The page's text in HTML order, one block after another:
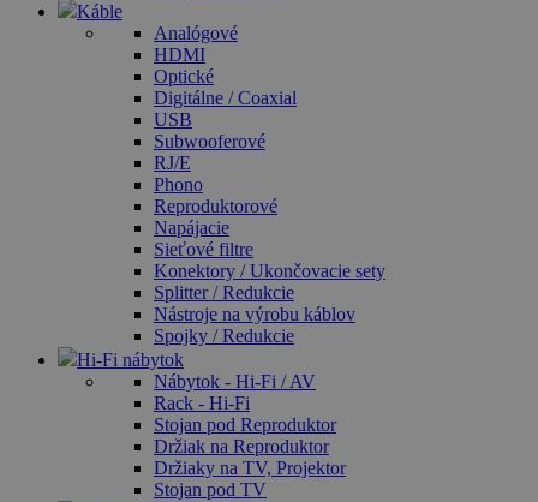
Káble
Analógové
HDMI
Optické
Digitálne / Coaxial
USB
Subwooferové
RJ/E
Phono
Reproduktorové
Napájacie
Sieťové filtre
Konektory / Ukončovacie sety
Splitter / Redukcie
Nástroje na výrobu káblov
Spojky / Redukcie
Hi-Fi nábytok
Nábytok - Hi-Fi / AV
Rack - Hi-Fi
Stojan pod Reproduktor
Držiak na Reproduktor
Držiaky na TV, Projektor
Stojan pod TV